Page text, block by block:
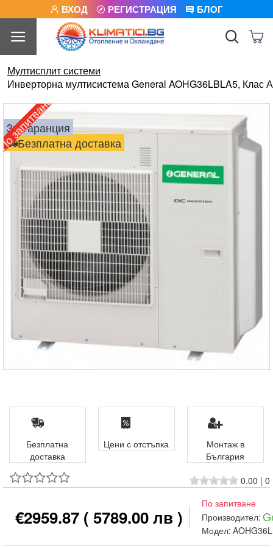
ВХОД РЕГИСТРАЦИЯ БЛОГ
Мултисплит системи
Инверторна мултисистема General AOHG36LBLA5, Клас А
Безплатна доставка
3г. гаранция
0.00 | 0
€2959.87 ( 5789.00 лв )
По запитване
Производител:
Модел:
Безплатна
доставка
Цени с отстъпка
Монтаж в
България